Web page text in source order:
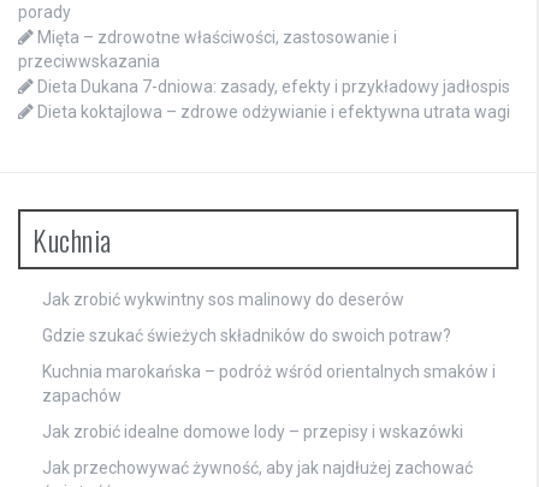
porady
Mięta – zdrowotne właściwości, zastosowanie i
przeciwwskazania
Dieta Dukana 7-dniowa: zasady, efekty i przykładowy jadłospis
Dieta koktajlowa – zdrowe odżywianie i efektywna utrata wagi
Kuchnia
Jak zrobić wykwintny sos malinowy do deserów
Gdzie szukać świeżych składników do swoich potraw?
Kuchnia marokańska – podróż wśród orientalnych smaków i
zapachów
Jak zrobić idealne domowe lody – przepisy i wskazówki
Jak przechowywać żywność, aby jak najdłużej zachować